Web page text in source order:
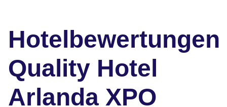
Hotelbewertungen
Quality Hotel
Arlanda XPO